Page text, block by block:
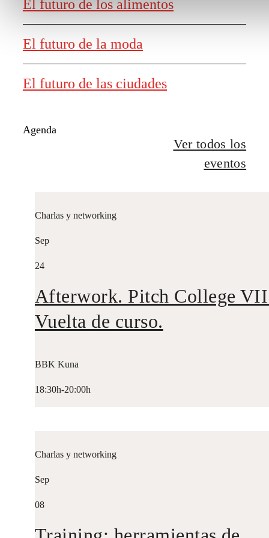
y ayudas
conocimiento
El futuro de los alimentos
El futuro de la moda
El futuro de las ciudades
Sep
24
Afterwork. Pitch College